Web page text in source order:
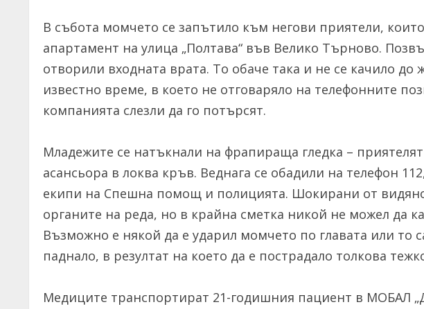
В събота момчето се запътило към негови приятели,
апартамент на улица „Полтава“ във Велико Търново.
отворили входната врата. То обаче така и не се качило
известно време, в което не отговаряло на телефонните
компанията слезли да го потърсят.
Младежите се натъкнали на фрапираща гледка –
асансьора в локва кръв. Веднага се обадили на телефон
екипи на Спешна помощ и полицията. Шокирани от
органите на реда, но в крайна сметка никой не можел да
Възможно е някой да е ударил момчето по главата или то
паднало, в резултат на което да е пострадало толкова
Медиците транспортират 21-годишния пациент в МОБАЛ